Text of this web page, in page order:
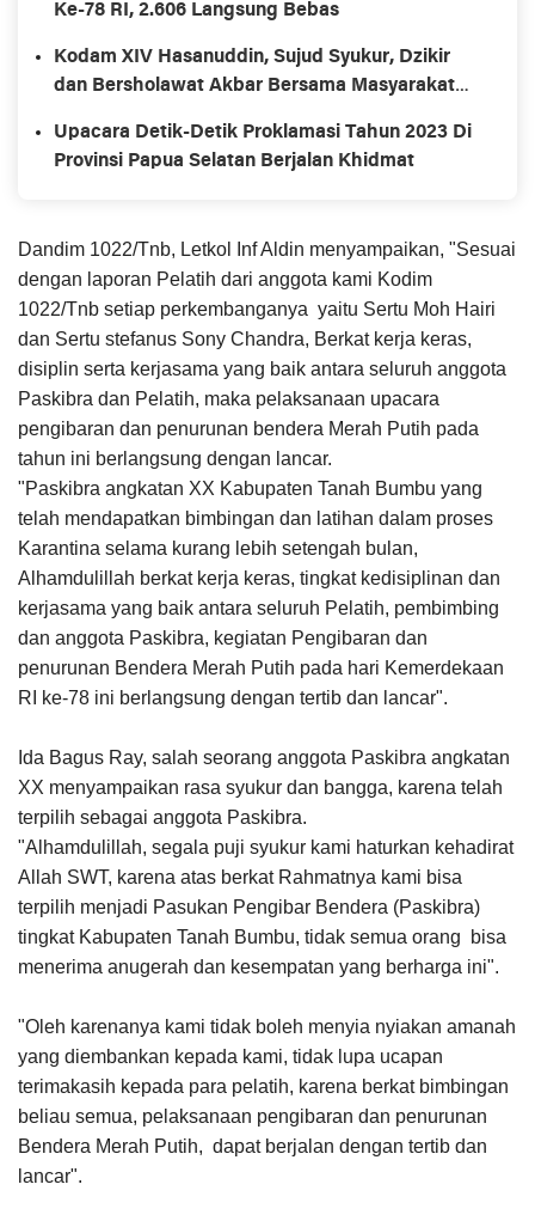
Ke-78 RI, 2.606 Langsung Bebas
Kodam XIV Hasanuddin, Sujud Syukur, Dzikir
dan Bersholawat Akbar Bersama Masyarakat
Upacara Detik-Detik Proklamasi Tahun 2023 Di
Provinsi Papua Selatan Berjalan Khidmat
Dandim 1022/Tnb, Letkol Inf Aldin menyampaikan, "Sesuai
dengan laporan Pelatih dari anggota kami Kodim
1022/Tnb setiap perkembanganya yaitu Sertu Moh Hairi
dan Sertu stefanus Sony Chandra, Berkat kerja keras,
disiplin serta kerjasama yang baik antara seluruh anggota
Paskibra dan Pelatih, maka pelaksanaan upacara
pengibaran dan penurunan bendera Merah Putih pada
tahun ini berlangsung dengan lancar.
"Paskibra angkatan XX Kabupaten Tanah Bumbu yang
telah mendapatkan bimbingan dan latihan dalam proses
Karantina selama kurang lebih setengah bulan,
Alhamdulillah berkat kerja keras, tingkat kedisiplinan dan
kerjasama yang baik antara seluruh Pelatih, pembimbing
dan anggota Paskibra, kegiatan Pengibaran dan
penurunan Bendera Merah Putih pada hari Kemerdekaan
RI ke-78 ini berlangsung dengan tertib dan lancar".
Ida Bagus Ray, salah seorang anggota Paskibra angkatan
XX menyampaikan rasa syukur dan bangga, karena telah
terpilih sebagai anggota Paskibra.
"Alhamdulillah, segala puji syukur kami haturkan kehadirat
Allah SWT, karena atas berkat Rahmatnya kami bisa
terpilih menjadi Pasukan Pengibar Bendera (Paskibra)
tingkat Kabupaten Tanah Bumbu, tidak semua orang bisa
menerima anugerah dan kesempatan yang berharga ini".
"Oleh karenanya kami tidak boleh menyia nyiakan amanah
yang diembankan kepada kami, tidak lupa ucapan
terimakasih kepada para pelatih, karena berkat bimbingan
beliau semua, pelaksanaan pengibaran dan penurunan
Bendera Merah Putih, dapat berjalan dengan tertib dan
lancar".